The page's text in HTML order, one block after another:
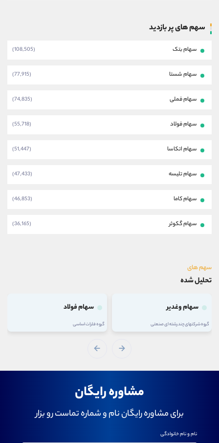
سهم های پر بازدید
سهام بتک (108,505)
سهام شستا (77,915)
سهام فملی (74,835)
سهام فولاد (55,718)
سهام اتکاسا (51,447)
سهام تلیسه (47,433)
سهام کاما (46,853)
سهام گکوثر (36,165)
سهم های
تحلیل شده
سهام وغدیر
گروه شرکتهای چند رشته ای صنعتی
سهام فولاد
گروه فلزات اساسی
مشاوره رایگان
برای مشاوره رایگان نام و شماره تماست رو بزار
نام و نام خانوادگی